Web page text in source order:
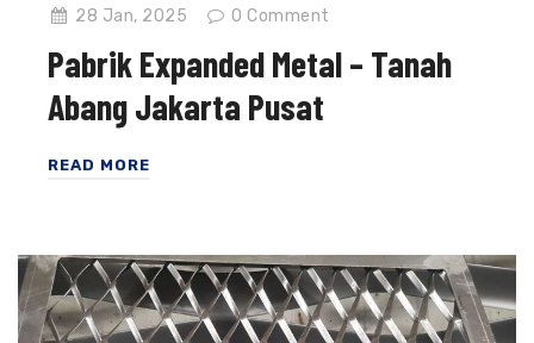
28 Jan, 2025 0 Comment
Pabrik Expanded Metal – Tanah
Abang Jakarta Pusat
READ MORE